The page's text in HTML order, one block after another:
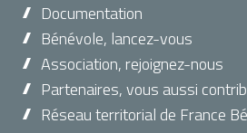
Documentation
Bénévole, lancez-vous
Association, rejoignez-nous
Partenaires, vous aussi
Réseau territorial de France